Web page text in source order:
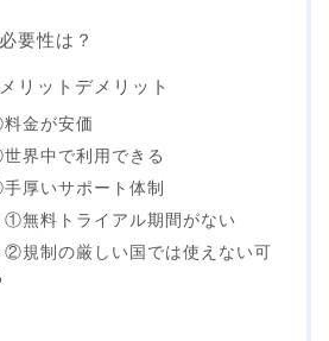
要性は？
リットデメリット
金が安価
界中で利用できる
厚いサポート体制
①無料トライアル期間がない
②規制の厳しい国では使えない可